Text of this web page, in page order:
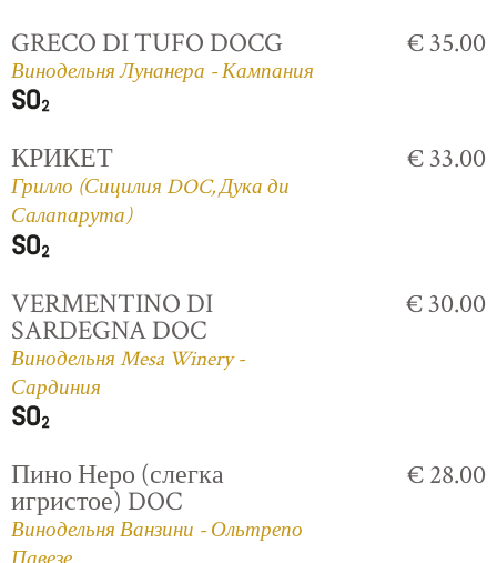
GRECO DI TUFO DOCG
Винодельня Лунанера - Кампания
€ 35.00
КРИКЕТ
Грилло (Сицилия DOC, Дука ди
Салапарута)
€ 33.00
VERMENTINO DI
SARDEGNA DOC
Винодельня Mesa Winery -
Сардиния
€ 30.00
Пино Неро (слегка
игристое) DOC
Винодельня Ванзини - Ольтрепо
€ 28.00